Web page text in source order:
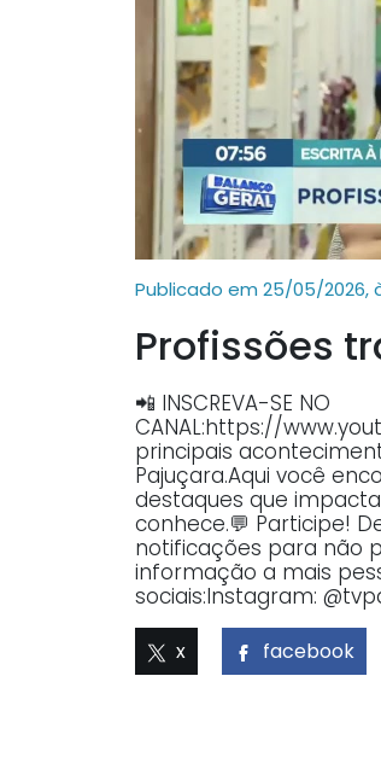
Publicado em 25/05/2026,
Profissões
📲 INSCREVA-SE NO
CANAL:https://
principais
Pajuçara.Aqui você
destaques que
conhece.💬 Participe!
notificações para não
informação a mais
sociais:Instagram:
x facebook